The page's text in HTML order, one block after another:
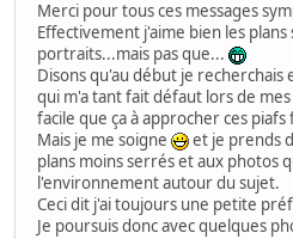
Merci pour tous ces messages
Effectivement j'aime bien les
portraits...mais pas que...
Disons qu'au début je
qui m'a tant fait défaut lors de
facile que ça à approcher ces
Mais je me soigne
et je prends
plans moins serrés et aux photos
l'environnement autour du sujet.
Ceci dit j'ai toujours une petite
Je poursuis donc avec quelques